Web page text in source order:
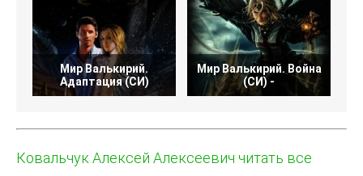
Мир Валькирий.
Адаптация (СИ)
Мир Валькирий. Война
(СИ) -
Ковальчук Алексей Алексеевич читать все